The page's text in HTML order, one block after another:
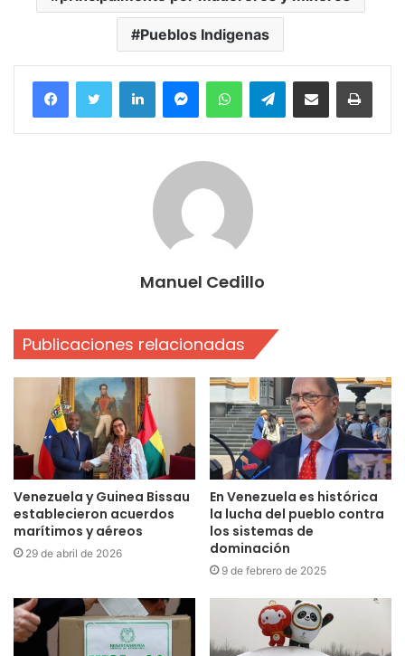
Pueblos Indigenas
FacebookTwitter LinkedInMessengerWhatsAppTelegramCompartir por correo electrónico
Manuel Cedillo
Publicaciones relacionadas
Venezuela y Guinea Bissau
establecieron acuerdos
marítimos y aéreos
29 de abril de 2026
En Venezuela es histórica
la lucha del pueblo contra
los sistemas de
dominación
9 de febrero de 2025